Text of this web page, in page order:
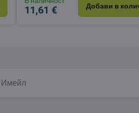
11,61 € Добави в